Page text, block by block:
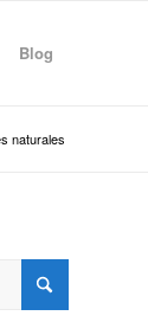
Blog
naturales